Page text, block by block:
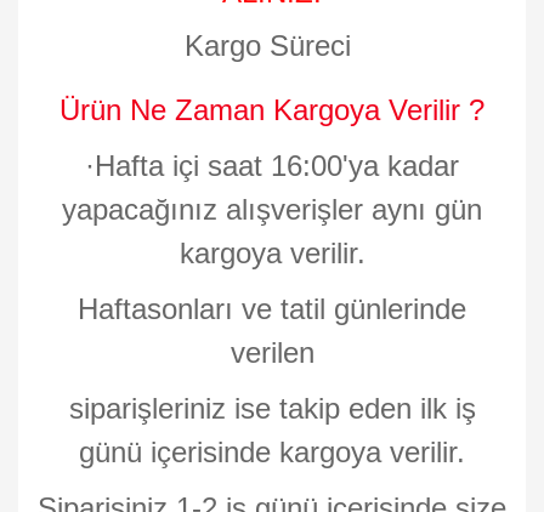
Kargo Süreci
Ürün Ne Zaman Kargoya Verilir ?
·Hafta içi saat 16:00'ya kadar
yapacağınız alışverişler aynı gün
kargoya verilir.
Haftasonları ve tatil günlerinde
verilen
siparişleriniz ise takip eden ilk iş
günü içerisinde kargoya verilir.